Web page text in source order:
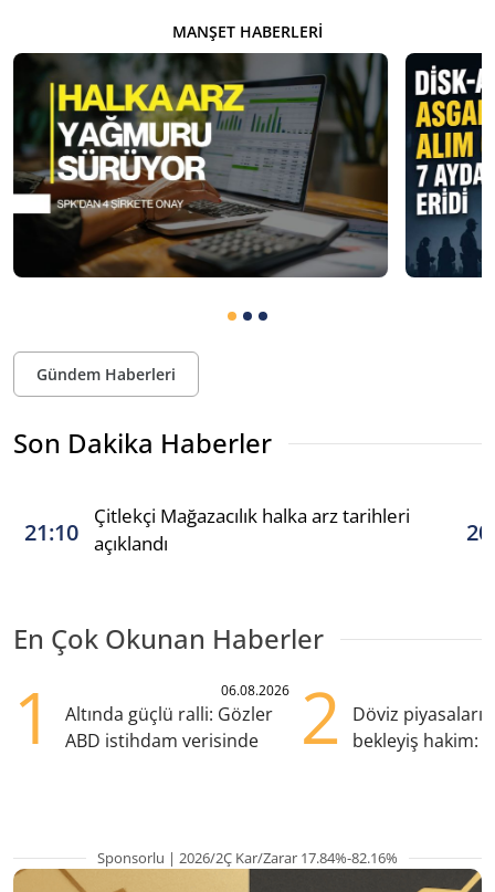
MANŞET HABERLERI
Gündem Haberleri
Son Dakika Haberler
21:10
Çitlekçi Mağazacılık halka arz tarihleri
açıklandı
En Çok Okunan Haberler
1 06.08.2026
Altında güçlü ralli: Gözler
ABD istihdam verisinde
2
Döviz
bekleyiş hakim:
Sponsorlu | 2026/2Ç Kar/Zarar 17.84%-82.16%